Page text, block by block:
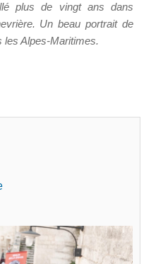
plus de vingt ans dans
Un beau portrait de
les Alpes-Maritimes.